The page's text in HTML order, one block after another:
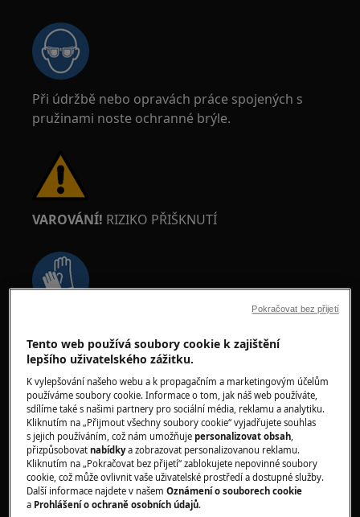
Při údržbě nebo opravách práce spojených s
pružinami noste ochranné brýle.
VAROVÁNÍ! RIZIKO PŘIŠKNUTÍ
řemeny noste ochranné rukavice.
VAROVÁNÍ!NEBEZPEČÍ UDUŠENÍ
Malé části nejsou vhodné pro děti do 3 let.
Uchovávejte všechny malé části a obaly mimo
Tento web používá soubory cookie k zajištění
lepšího uživatelského zážitku.
K vylepšování našeho webu a k propagačním a marketingovým účelům
používáme soubory cookie. Informace o tom, jak náš web používáte,
sdílíme také s našimi partnery pro sociální média, reklamu a analytiku.
Kliknutím na „Přijmout všechny soubory cookie“ vyjadřujete souhlas
s jejich používáním, což nám umožňujepersonalizovat obsah,
přizpůsobovatnabídkya zobrazovat personalizovanou reklamu.
Kliknutím na „Pokračovat bez přijetí“ zablokujete nepovinné soubory
cookie, což může ovlivnit vaše uživatelské prostředí a dostupné služby.
Další informace najdete v našemOznámení o souborech cookie
a Prohlášení o ochraně osobních údajů.
Pokračovat bez přijetí